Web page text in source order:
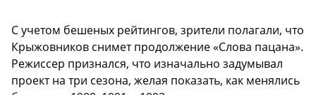
С учетом бешеных рейтингов, зрители полагали, что
Крыжовников снимет продолжение «Слова пацана».
Режиссер признался, что изначально задумывал
проект на три сезона, желая показать, как менялись